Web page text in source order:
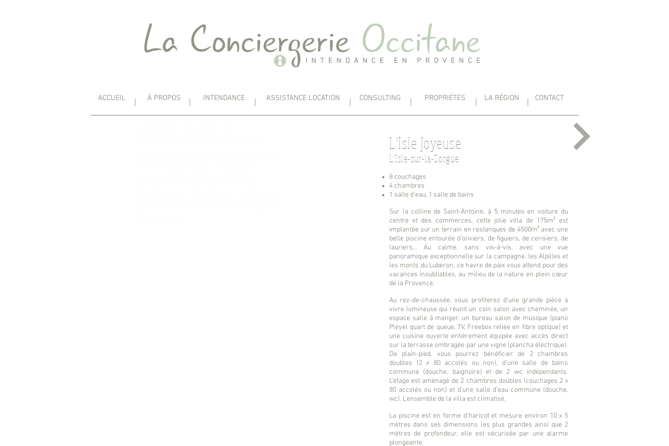
ACCUEIL À PROPOS INTENDANCE ASSISTANCE LOCATION CONSULTING PROPRIÉTÉS LA RÉGION CONTACT
L'Isle Joyeuse
L'Isle-sur-la-Sorgue
8 couchages
4 chambres
1 salle d'eau, 1 salle de bains
Sur la colline de Saint-Antoine, à 5 minutes en voiture du
centre et des commerces, cette jolie villa de 175m² est
implantée sur un terrain en restanques de 4500m² avec une
belle piscine entourée d’oliviers, de figuiers, de cerisiers, de
lauriers… Au calme, sans vis-à-vis, avec une vue
panoramique exceptionnelle sur la campagne, les Alpilles et
les monts du Luberon, ce havre de paix vous attend pour des
vacances inoubliables, au milieu de la nature en plein cœur
de la Provence.
Au rez-de-chaussée, vous profiterez d’une grande pièce à
vivre lumineuse qui réunit un coin salon avec cheminée, un
espace salle à manger, un bureau salon de musique (piano
Pleyel quart de queue, TV, Freebox reliée en fibre optique) et
une cuisine ouverte entièrement équipée avec accès direct
sur la terrasse ombragée par une vigne (plancha électrique).
De plain-pied, vous pourrez bénéficier de 2 chambres
doubles (2 x 80 accolés ou non), d’une salle de bains
commune (douche, baignoire) et de 2 wc indépendants.
L’étage est aménagé de 2 chambres doubles (couchages 2 x
80 accolés ou non) et d’une salle d’eau commune (douche,
wc). L’ensemble de la villa est climatisé.
La piscine est en forme d’haricot et mesure environ 10 x 5
mètres dans ses dimensions les plus grandes ainsi que 2
mètres de profondeur, elle est sécurisée par une alarme
plongeante.